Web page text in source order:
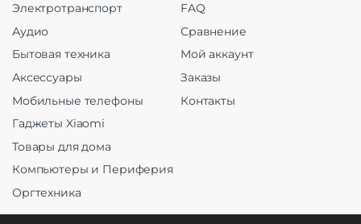
Электротранспорт
Аудио
Бытовая техника
Аксессуары
Мобильные телефоны
Гаджеты Xiaomi
Товары для дома
Компьютеры и Периферия
Оргтехника
FAQ
Сравнение
Мой аккаунт
Заказы
Контакты